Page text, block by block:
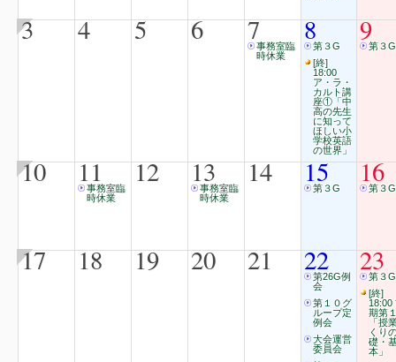
3 4 5 6 7事務室臨
時休業
8第３G
[終]
18:00
ア・ラ・
カルト講
座①「中
高の先生
に知って
ほしい小
学校英語
の世界」
9第３G
10 11
事務室臨
時休業
12 13
事務室臨
時休業
14 15
第３G 16
第３G
17 18 19 20 21 22
第26G例
会
第１０グ
ループ定
例会
大会運営
委員会
23
第３G
[終]
18:00
期第
「授
くり
礎・
本」